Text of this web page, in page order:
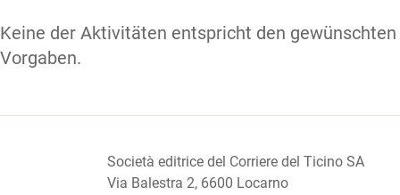
Keine der Aktivitäten entspricht den gewünschten
Vorgaben.
Società editrice del Corriere del Ticino SA
Via Balestra 2, 6600 Locarno